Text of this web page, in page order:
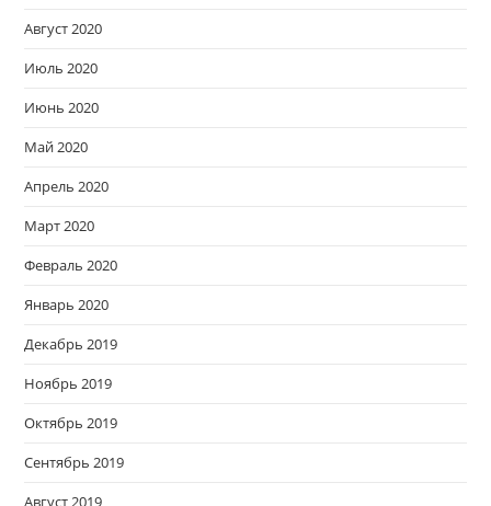
Август 2020
Июль 2020
Июнь 2020
Май 2020
Апрель 2020
Март 2020
Февраль 2020
Январь 2020
Декабрь 2019
Ноябрь 2019
Октябрь 2019
Сентябрь 2019
Август 2019